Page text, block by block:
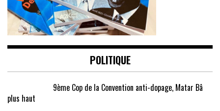
POLITIQUE
9ème Cop de la Convention anti-dopage, Matar Bâ
plus haut